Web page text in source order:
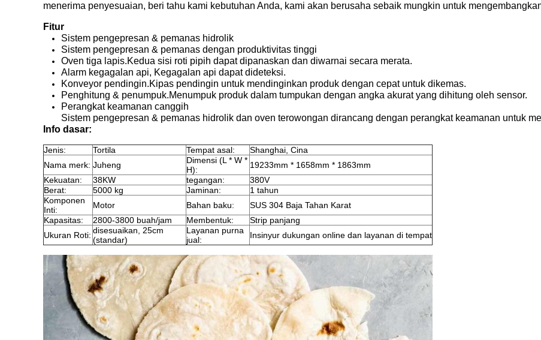
menerima penyesuaian, beri tahu kami kebutuhan Anda, kami akan berusaha sebaik mungkin untuk
Fitur
Sistem pengepresan & pemanas hidrolik
Sistem pengepresan & pemanas dengan produktivitas tinggi
Oven tiga lapis.Kedua sisi roti pipih dapat dipanaskan dan diwarnai secara merata.
Alarm kegagalan api, Kegagalan api dapat dideteksi.
Konveyor pendingin.Kipas pendingin untuk mendinginkan produk dengan cepat untuk dikemas.
Penghitung & penumpuk.Menumpuk produk dalam tumpukan dengan angka akurat yang dihitung oleh sensor.
Perangkat keamanan canggih
Sistem pengepresan & pemanas hidrolik dan oven terowongan dirancang dengan perangkat keamanan untuk
Info dasar:
Jenis: Tortila Tempat asal:
Shanghai, Cina
Nama merk: Juheng
Dimensi (L * W *
H):
19233mm * 1658mm * 1863mm
Kekuatan:
38KW tegangan:
380V
Berat:
5000 kg Jaminan:
1 tahun
Komponen
Inti:
Motor Bahan baku:
SUS 304 Baja Tahan Karat
Kapasitas:
2800-3800 buah/jam Membentuk:
Strip panjang
Ukuran Roti: disesuaikan, 25cm
(standar)
Layanan purna
jual:
Insinyur dukungan online dan layanan di tempat